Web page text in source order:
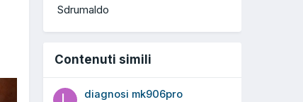
Sdrumaldo
Contenuti simili
diagnosi mk906pro